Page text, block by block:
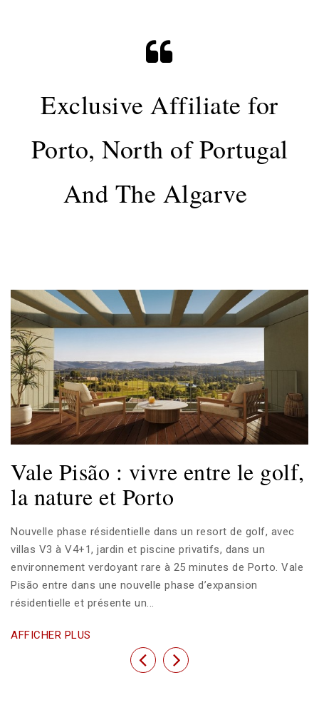
Exclusive Affiliate for
Porto, North of Portugal
And The Algarve
Vale Pisão : vivre entre le golf,
la nature et Porto
Nouvelle phase résidentielle dans un resort de golf, avec
villas V3 à V4+1, jardin et piscine privatifs, dans un
environnement verdoyant rare à 25 minutes de Porto. Vale
Pisão entre dans une nouvelle phase d’expansion
résidentielle et présente un...
AFFICHER PLUS
Previous
Next